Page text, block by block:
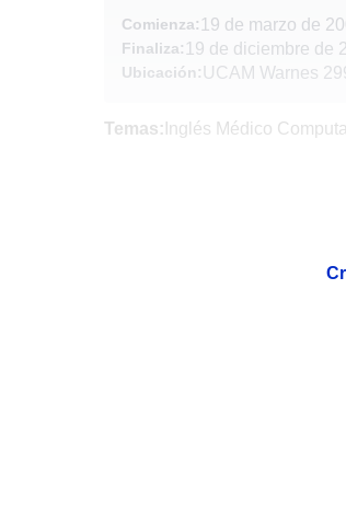
Comienza: 19 de marzo de
Finaliza: 19 de diciembre de
Ubicación: UCAM Warnes
Temas: Inglés Médico